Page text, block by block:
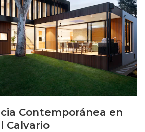
Contemporánea en
Calvario